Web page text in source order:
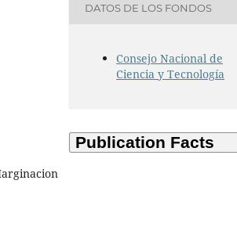
DATOS DE LOS FONDOS
Consejo Nacional de
Ciencia y Tecnología